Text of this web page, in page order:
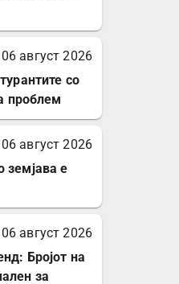
06 август 2026
со
проблем
06 август 2026
е
06 август 2026
Бројот на
за